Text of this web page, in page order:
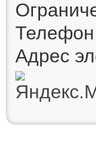
Телефон
Адрес